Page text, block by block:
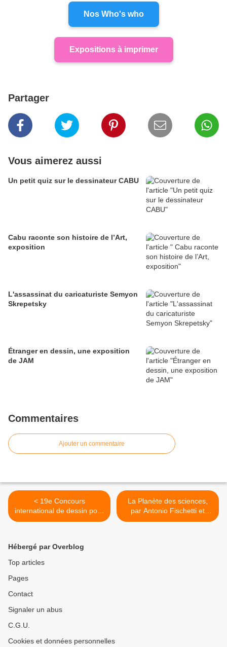
Nos Who's who
Expositions à imprimer
Partager
Vous aimerez aussi
Un petit quiz sur le dessinateur CABU
Cabu raconte son histoire de l’Art,
exposition
L'assassinat du caricaturiste Semyon
Skrepetsky
Étranger en dessin, une exposition
de JAM
Commentaires
Ajouter un commentaire
< 19e Concours
international de dessin pour
la liberté de la presse
La Planète des sciences,
par Antonio Fischetti et
Bouzard >
Hébergé par Overblog
Top articles
Pages
Contact
Signaler un abus
C.G.U.
Cookies et données personnelles